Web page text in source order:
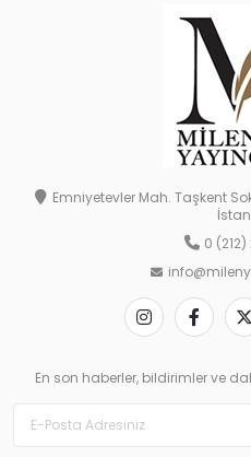
Emniyetevler Mah. Taşkent
0 (212)
En son haberler, bildirimler ve